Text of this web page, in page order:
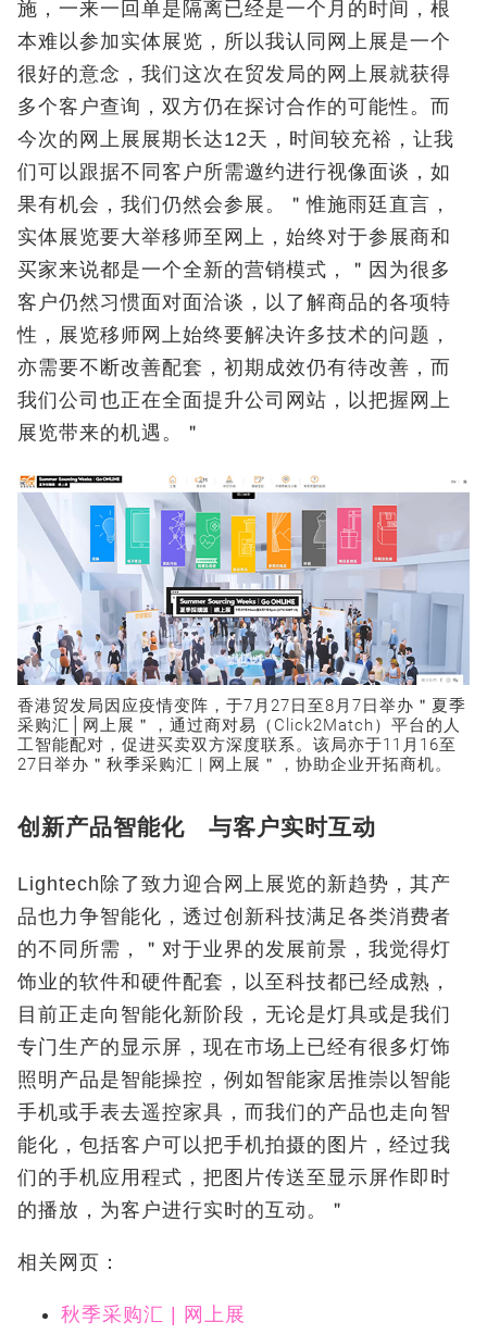
施，一来一回单是隔离已经是一个月的时间，根
本难以参加实体展览，所以我认同网上展是一个
很好的意念，我们这次在贸发局的网上展就获得
多个客户查询，双方仍在探讨合作的可能性。而
今次的网上展展期长达12天，时间较充裕，让我
们可以跟据不同客户所需邀约进行视像面谈，如
果有机会，我们仍然会参展。＂惟施雨廷直言，
实体展览要大举移师至网上，始终对于参展商和
买家来说都是一个全新的营销模式，＂因为很多
客户仍然习惯面对面洽谈，以了解商品的各项特
性，展览移师网上始终要解决许多技术的问题，
亦需要不断改善配套，初期成效仍有待改善，而
我们公司也正在全面提升公司网站，以把握网上
展览带来的机遇。＂
香港贸发局因应疫情变阵，于7月27日至8月7日举办＂夏季
采购汇│网上展＂，通过商对易（Click2Match）平台的人
工智能配对，促进买卖双方深度联系。该局亦于11月16至
27日举办＂秋季采购汇 | 网上展＂，协助企业开拓商机。
创新产品智能化 与客户实时互动
Lightech除了致力迎合网上展览的新趋势，其产
品也力争智能化，透过创新科技满足各类消费者
的不同所需，＂对于业界的发展前景，我觉得灯
饰业的软件和硬件配套，以至科技都已经成熟，
目前正走向智能化新阶段，无论是灯具或是我们
专门生产的显示屏，现在市场上已经有很多灯饰
照明产品是智能操控，例如智能家居推崇以智能
手机或手表去遥控家具，而我们的产品也走向智
能化，包括客户可以把手机拍摄的图片，经过我
们的手机应用程式，把图片传送至显示屏作即时
的播放，为客户进行实时的互动。＂
相关网页：
秋季采购汇 | 网上展